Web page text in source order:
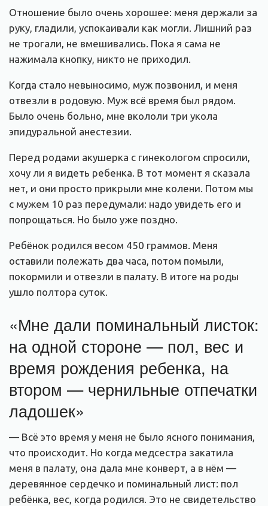
Отношение было очень хорошее: меня держали за
руку, гладили, успокаивали как могли. Лишний раз
не трогали, не вмешивались. Пока я сама не
нажимала кнопку, никто не приходил.
Когда стало невыносимо, муж позвонил, и меня
отвезли в родовую. Муж всё время был рядом.
Было очень больно, мне вкололи три укола
эпидуральной анестезии.
Перед родами акушерка с гинекологом спросили,
хочу ли я видеть ребенка. В тот момент я сказала
нет, и они просто прикрыли мне колени. Потом мы
с мужем 10 раз передумали: надо увидеть его и
попрощаться. Но было уже поздно.
Ребёнок родился весом 450 граммов. Меня
оставили полежать два часа, потом помыли,
покормили и отвезли в палату. В итоге на роды
ушло полтора суток.
«Мне дали поминальный листок:
на одной стороне — пол, вес и
время рождения ребенка, на
втором — чернильные отпечатки
ладошек»
— Всё это время у меня не было ясного понимания,
что происходит. Но когда медсестра закатила
меня в палату, она дала мне конверт, а в нём —
деревянное сердечко и поминальный лист: пол
ребёнка, вес, когда родился. Это не свидетельство